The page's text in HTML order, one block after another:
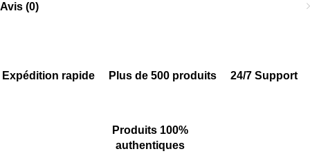
Avis (0)
Expédition rapide Plus de 500 produits 24/7 Support
Produits 100%
authentiques